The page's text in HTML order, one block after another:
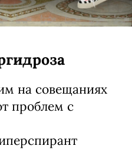
на совещаниях
проблем с